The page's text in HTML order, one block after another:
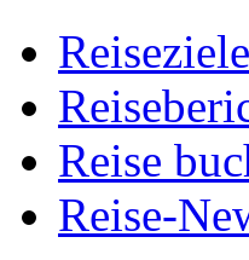
Reiseziele
Reise
Reise-